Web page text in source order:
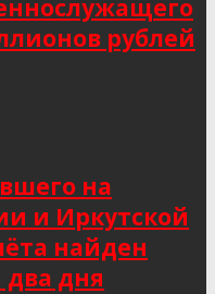
рублей
на
и Иркутской
найден
дня